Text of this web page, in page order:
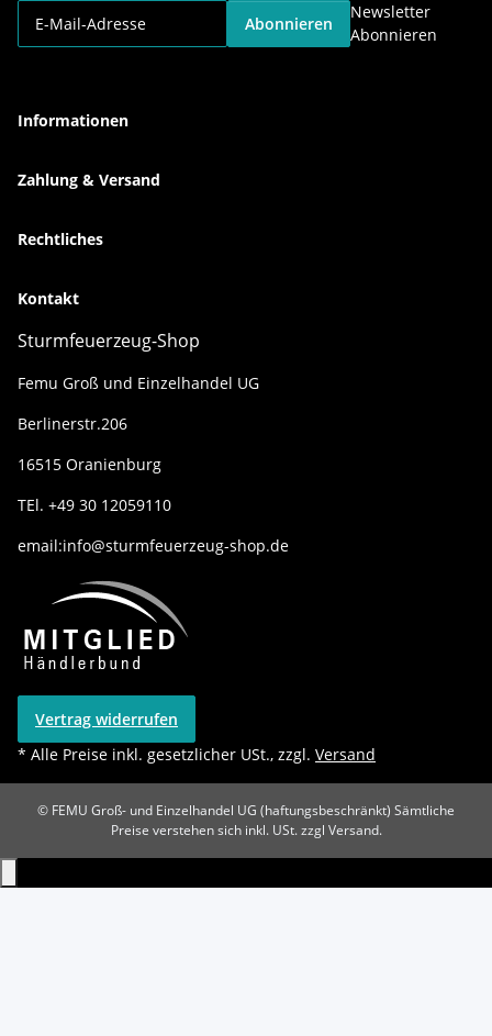
Abonnieren
Newsletter
Abonnieren
Informationen
Zahlung & Versand
Rechtliches
Kontakt
Sturmfeuerzeug-Shop
Femu Groß und Einzelhandel UG
Berlinerstr.206
16515 Oranienburg
TEl. +49 30 12059110
email:info@sturmfeuerzeug-shop.de
Vertrag widerrufen
* Alle Preise inkl. gesetzlicher USt., zzgl. Versand
© FEMU Groß- und Einzelhandel UG (haftungsbeschränkt) Sämtliche
Preise verstehen sich inkl. USt. zzgl Versand.